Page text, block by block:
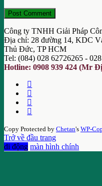
Công ty TNHH Giải Pháp
Địa chỉ: 28 đường 14, KDC
Thủ Đức, TP HCM
Tel: (084) 028 62726265 -
Hotline: 0908 939 424 (Mr
Copy Protected by Chetan's WP-
Trở về đầu trang
di động màn hình chính